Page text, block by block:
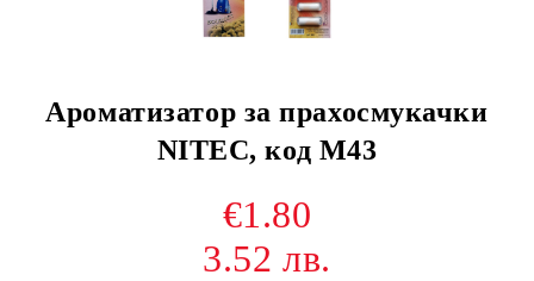
Ароматизатор за прахосмукачки
NITEC, код М43
€1.80
3.52 лв.